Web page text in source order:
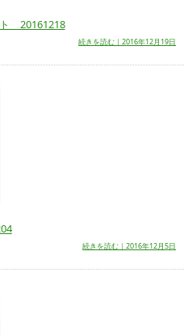
20161218
続きを読む｜2016年12月19日
続きを読む｜2016年12月5日